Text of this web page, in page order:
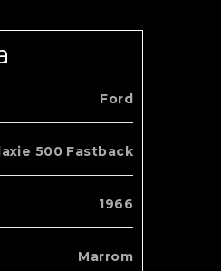
Ford
500 Fastback
1966
Marrom